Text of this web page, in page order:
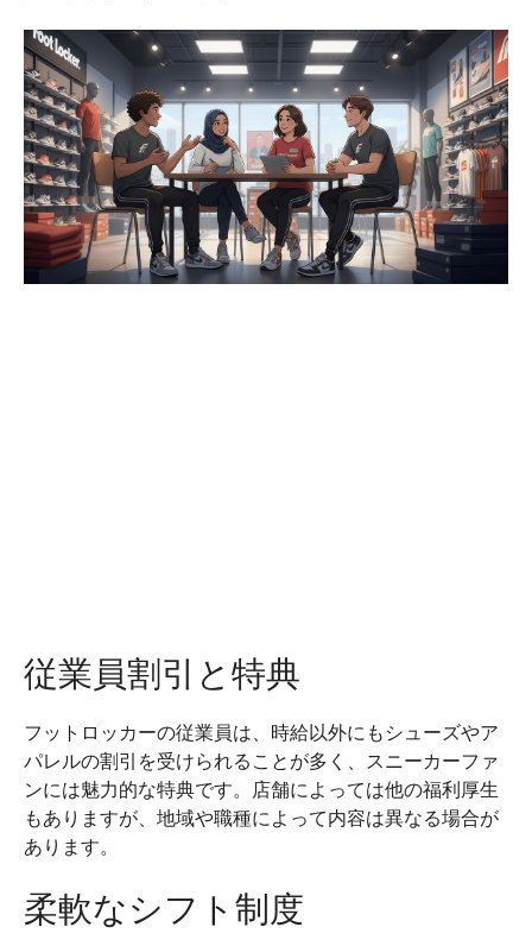
従業員割引と特典
フットロッカーの従業員は、時給以外にもシューズやア
パレルの割引を受けられることが多く、スニーカーファ
ンには魅力的な特典です。店舗によっては他の福利厚生
もありますが、地域や職種によって内容は異なる場合が
あります。
柔軟なシフト制度